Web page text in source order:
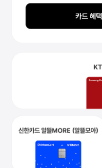
제휴카드로 통신비 할인받기
KB국민 kt M mobile Ⅱ 카드
기본 7,000+프로모션 16,000원
기본 11,000+프로모션 13,000원